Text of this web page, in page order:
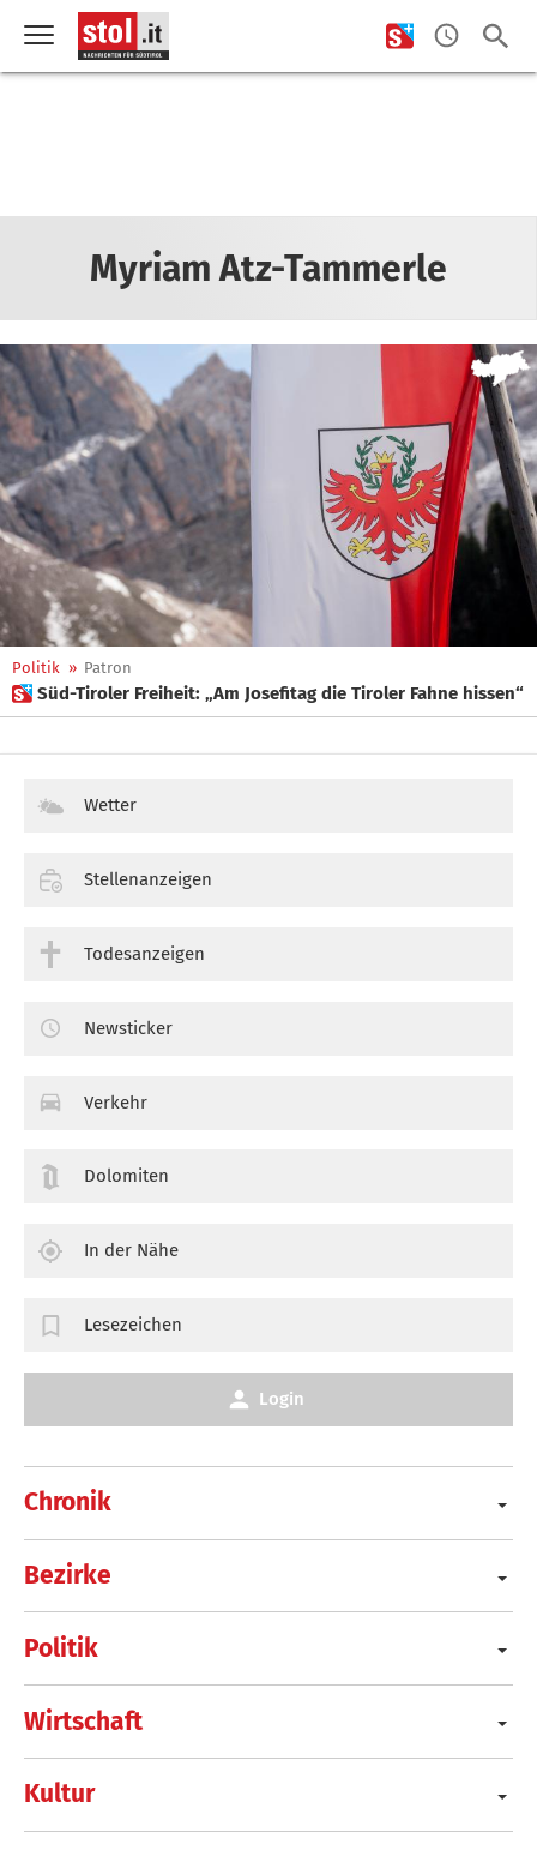
Myriam Atz-Tammerle
Politik » Patron
 Süd-Tiroler Freiheit: „Am Josefitag die Tiroler Fahne hissen“
Chronik
Bezirke
Politik
Wirtschaft
Kultur
Wetter
Stellenanzeigen
Todesanzeigen
Newsticker
Verkehr
Dolomiten
In der Nähe
Lesezeichen
Login